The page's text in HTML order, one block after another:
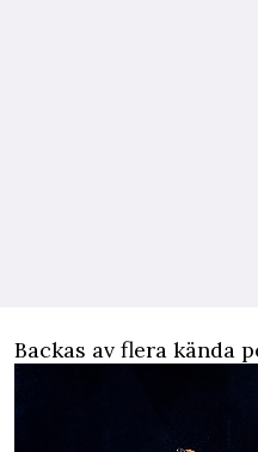
Backas av flera kända